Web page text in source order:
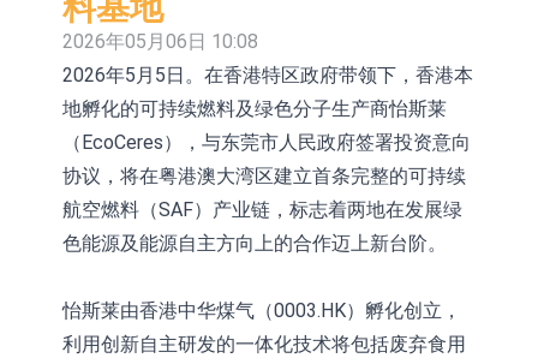
蓝谷(600733.CN)跌6.38%
【异动股】港股涨幅榜前十，生物系
统工程股权(02902.HK)涨+231.25%，
中国智能健康(00348.HK)涨+133.33%
【异动股】钨板块拉升，中钨高新
(000657.CN)涨7.24%
【异动股】昨日打二板以上表现板块
拉升，欣天科技(300615.CN)涨
19.97%
【异动股】港股跌幅榜前十，天瑞汽
车内饰(06162.HK)跌18.00%，德信服
和光智成完成天使轮数千万融资
2026年8月12日透过重开进行投标
2026年05月06日 10:08
2026年5月5日。在香港特区政府带领下，香港本
地孵化的可持续燃料及绿色分子生产商怡斯莱
（EcoCeres），与东莞市人民政府签署投资意向
协议，将在粤港澳大湾区建立首条完整的可持续
航空燃料（SAF）产业链，标志着两地在发展绿
色能源及能源自主方向上的合作迈上新台阶。
怡斯莱由香港中华煤气（0003.HK）孵化创立，
利用创新自主研发的一体化技术将包括废弃食用